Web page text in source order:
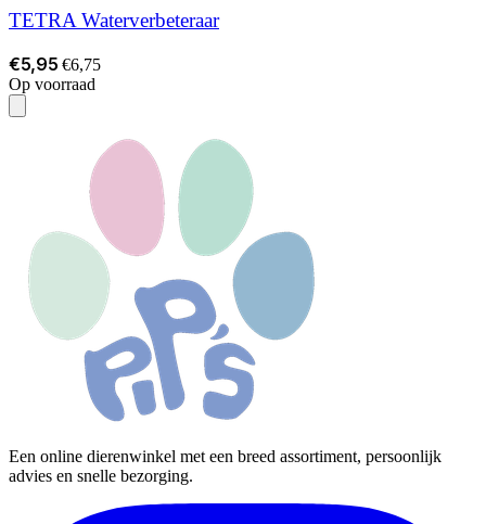
TETRA Waterverbeteraar
€5,95 €6,75
Op voorraad
Een online dierenwinkel met een breed assortiment, persoonlijk
advies en snelle bezorging.